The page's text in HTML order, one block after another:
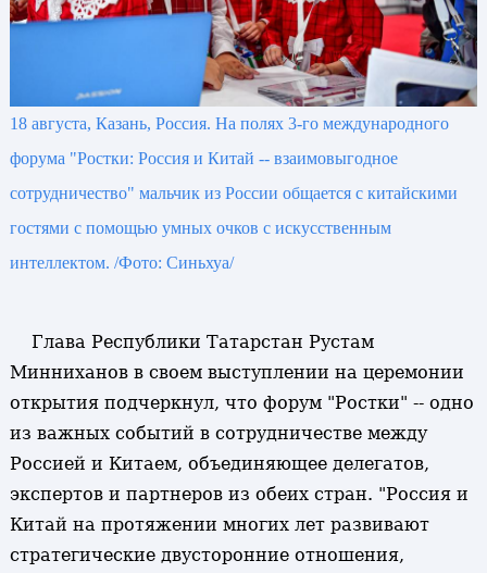
18 августа, Казань, Россия. На полях 3-го международного
форума "Ростки: Россия и Китай -- взаимовыгодное
сотрудничество" мальчик из России общается с китайскими
гостями с помощью умных очков с искусственным
интеллектом. /Фото: Синьхуа/
Глава Республики Татарстан Рустам
Минниханов в своем выступлении на церемонии
открытия подчеркнул, что форум "Ростки" -- одно
из важных событий в сотрудничестве между
Россией и Китаем, объединяющее делегатов,
экспертов и партнеров из обеих стран. "Россия и
Китай на протяжении многих лет развивают
стратегические двусторонние отношения,